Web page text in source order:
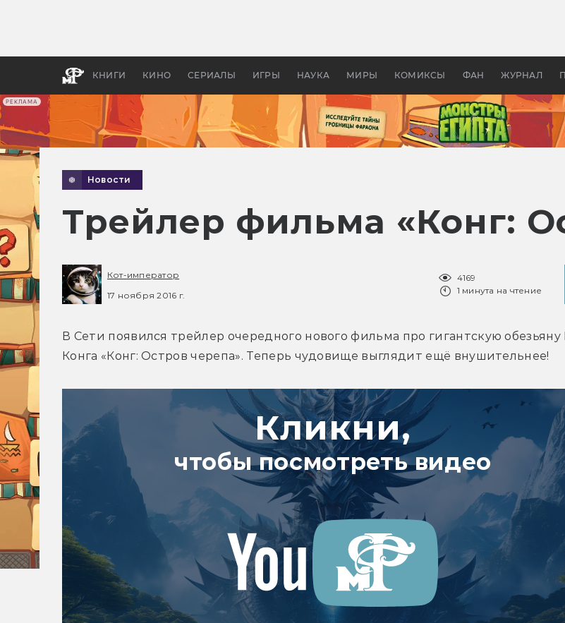
РЕКЛАМА
КНИГИ КИНО СЕРИАЛЫ ИГРЫ НАУКА МИРЫ КОМИКСЫ ФАН ЖУРНАЛ
бы «Властелина колец»
Древней
Новости
Трейлер фильма «Конг:
Кот-император
17 ноября 2016 г.
4169
1 минута на чтение
В Сети появился трейлер очередного нового фильма про гигантскую обезьяну
Конга «Конг: Остров черепа». Теперь чудовище выглядит ещё внушительнее!
Кликни,
чтобы посмотреть видео